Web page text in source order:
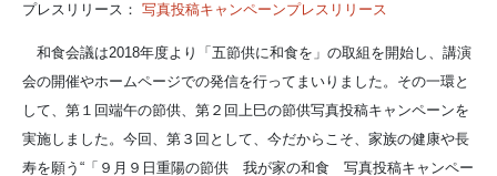
プレスリリース： 写真投稿キャンペーンプレスリリース
和食会議は2018年度より「五節供に和食を」の取組を開始し、講演
会の開催やホームページでの発信を行ってまいりました。その一環と
して、第１回端午の節供、第２回上巳の節供写真投稿キャンペーンを
実施しました。今回、第３回として、今だからこそ、家族の健康や⻑
寿を願う“「９月９日重陽の節供 我が家の和食 写真投稿キャンペー